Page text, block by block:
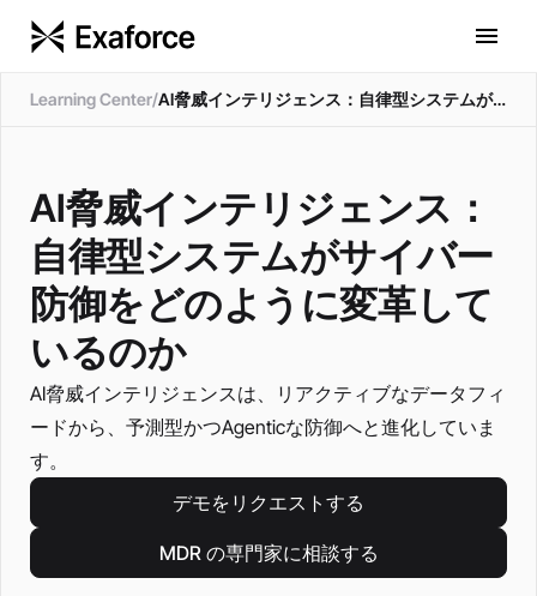
Learning Center/ AI脅威インテリジェンス：自律型システムがサイバー防御をどのように変革しているのか
AI脅威インテリジェンス：
自律型システムがサイバー
防御をどのように変革して
いるのか
AI脅威インテリジェンスは、リアクティブなデータフィ
ードから、予測型かつAgenticな防御へと進化していま
す。
デモをリクエストする
MDR の専門家に相談する